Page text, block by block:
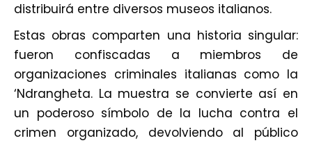
distribuirá entre diversos museos italianos.
Estas obras comparten una historia singular:
fueron confiscadas a miembros de
organizaciones criminales italianas como la
‘Ndrangheta. La muestra se convierte así en
un poderoso símbolo de la lucha contra el
crimen organizado, devolviendo al público